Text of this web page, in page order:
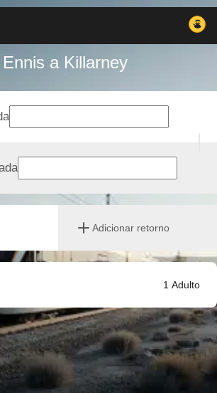
a Killarney
Adicionar retorno
1 Adulto